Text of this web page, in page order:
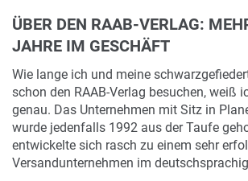
ÜBER DEN RAAB-VERLAG:
JAHRE IM GESCHÄFT
Wie lange ich und meine
schon den RAAB-Verlag besuchen, weiß
genau. Das Unternehmen mit Sitz in
wurde jedenfalls 1992 aus der Taufe
entwickelte sich rasch zu einem sehr
Versandunternehmen im